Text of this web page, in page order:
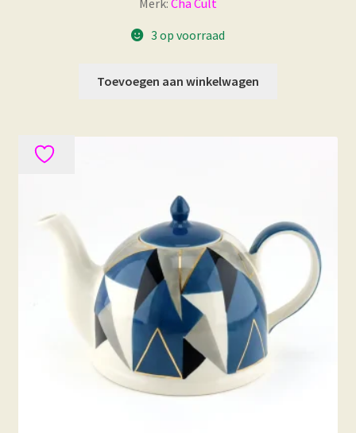
Merk: Cha Cult
3 op voorraad
Toevoegen aan winkelwagen